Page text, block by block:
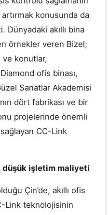
konusunda da
Dünyadaki akıllı bina
örnekler veren Bizel;
ve konutlar,
ofis binası,
Sanatlar Akademisi
dört fabrikası ve bir
projelerinde önemli
CC-Link
düşük işletim maliyeti
Çin’de, akıllı ofis
Link teknolojisinin